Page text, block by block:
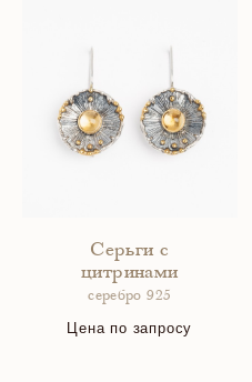
Серьги с
цитринами
серебро 925
Цена по запросу